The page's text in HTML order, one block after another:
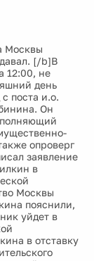
Москвы
[/b]В
12:00, не
день
поста и.о.
Он
опроверг
заявление
в
Москвы
пояснили,
уйдет в
в отставку